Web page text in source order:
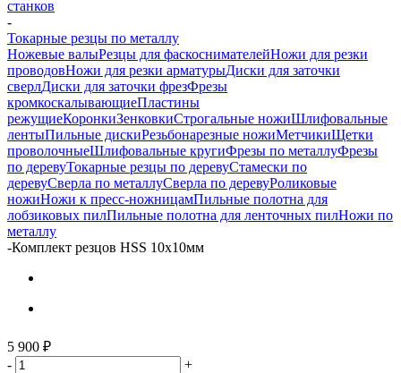
станков
-
Токарные резцы по металлу
Ножевые валыРезцы для фаскоснимателейНожи для резки
проводовНожи для резки арматурыДиски для заточки
сверлДиски для заточки фрезФрезы
кромкоскалывающиеПластины
режущиеКоронкиЗенковкиСтрогальные ножиШлифовальные
лентыПильные дискиРезьбонарезные ножиМетчикиЩетки
проволочныеШлифовальные кругиФрезы по металлуФрезы
по деревуТокарные резцы по деревуСтамески по
деревуСверла по металлуСверла по деревуРоликовые
ножиНожи к пресс-ножницамПильные полотна для
лобзиковых пилПильные полотна для ленточных пилНожи по
металлу
-Комплект резцов HSS 10х10мм
5 900 ₽
-
+